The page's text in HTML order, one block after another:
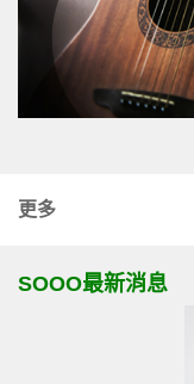
更多
SOOO最新消息